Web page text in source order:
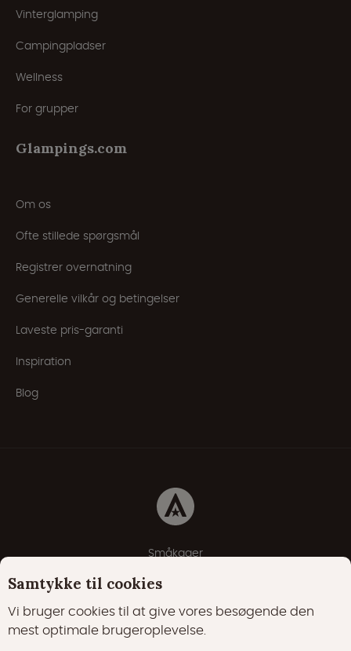
Vinterglamping
Campingpladser
Wellness
For grupper
Glampings.com
Om os
Ofte stillede spørgsmål
Registrer overnatning
Generelle vilkår og betingelser
Laveste pris-garanti
Inspiration
Blog
Småkager
Erklæring om beskyttelse af personlige oplysninger
Samtykke til cookies
Vi bruger cookies til at give vores besøgende den
mest optimale brugeroplevelse.